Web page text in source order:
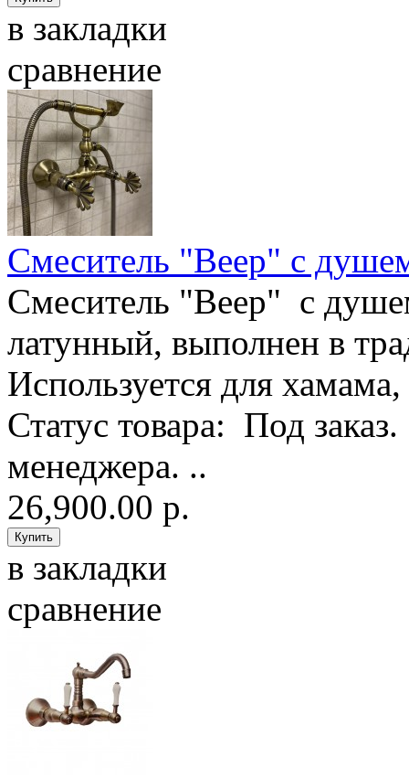
в закладки
сравнение
Смеситель "Веер" с
Смеситель "Веер" с
латунный, выполнен в
Используется для
Статус товара: Под
менеджера. ..
26,900.00 р.
в закладки
сравнение